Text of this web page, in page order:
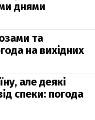
днями
та
на вихідних
але деякі
спеки: погода